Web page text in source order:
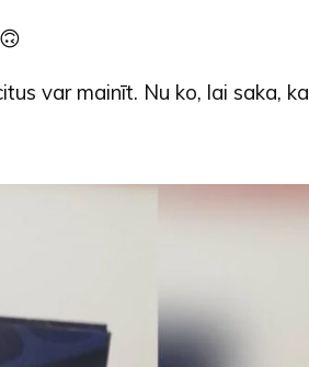
var mainīt. Nu ko, lai saka, ka